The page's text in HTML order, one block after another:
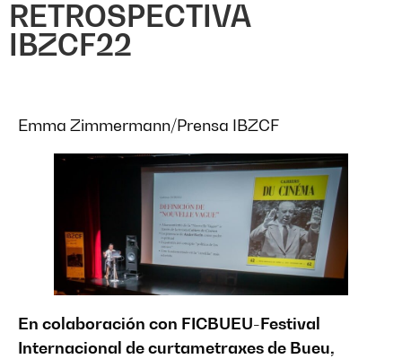
RETROSPECTIVA
IBZCF22
Emma Zimmermann/Prensa IBZCF
En colaboración con FICBUEU-Festival
Internacional de curtametraxes de Bueu,